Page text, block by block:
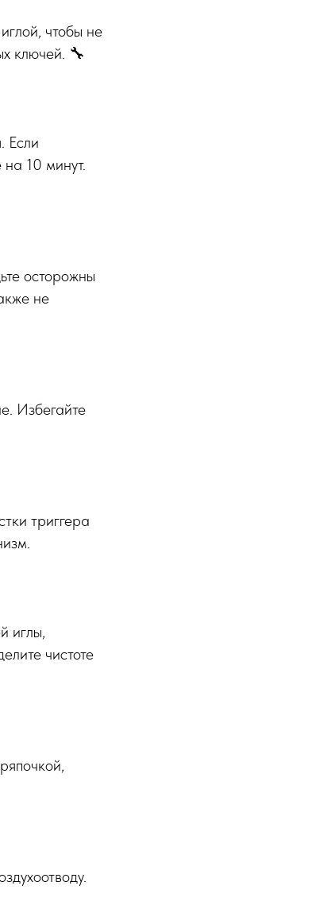
чтобы не
ключей. 🔧
Если
на 10 минут.
осторожны
не
Избегайте
триггера
иглы,
чистоте